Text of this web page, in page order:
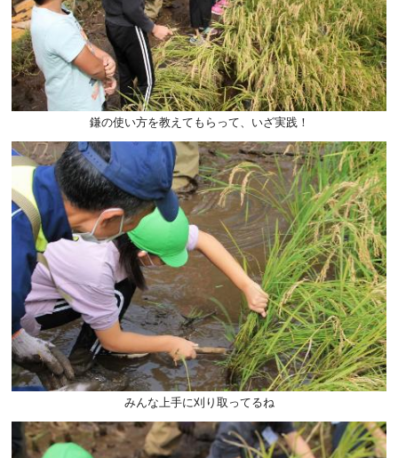
鎌の使い方を教えてもらって、いざ実践！
みんな上手に刈り取ってるね